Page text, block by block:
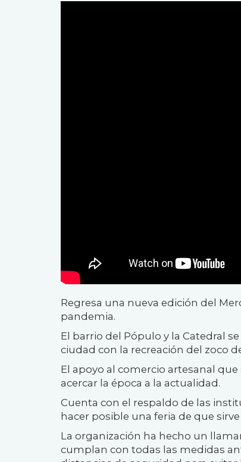
Regresa una nueva edición del
pandemia.
El barrio del Pópulo y la Catedral
ciudad con la recreación del zoco
El apoyo al comercio artesanal
acercar la época a la actualidad.
Cuenta con el respaldo de las
hacer posible una feria de que
La organización ha hecho un
cumplan con todas las medidas